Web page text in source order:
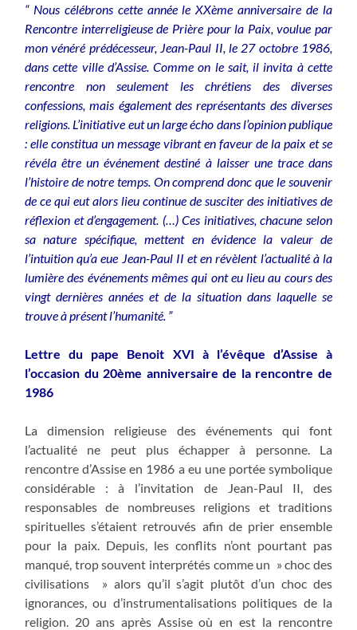
“ Nous célébrons cette année le XXème anniversaire de la
Rencontre interreligieuse de Prière pour la Paix, voulue par
mon vénéré prédécesseur, Jean-Paul II, le 27 octobre 1986,
dans cette ville d’Assise. Comme on le sait, il invita à cette
rencontre non seulement les chrétiens des diverses
confessions, mais également des représentants des diverses
religions. L’initiative eut un large écho dans l’opinion publique
: elle constitua un message vibrant en faveur de la paix et se
révéla être un événement destiné à laisser une trace dans
l’histoire de notre temps. On comprend donc que le souvenir
de ce qui eut alors lieu continue de susciter des initiatives de
réflexion et d’engagement. (…) Ces initiatives, chacune selon
sa nature spécifique, mettent en évidence la valeur de
l’intuition qu’a eue Jean-Paul II et en révèlent l’actualité à la
lumière des événements mêmes qui ont eu lieu au cours des
vingt dernières années et de la situation dans laquelle se
trouve à présent l’humanité. ”
Lettre du pape Benoit XVI à l’évêque d’Assise à
l’occasion du 20ème anniversaire de la rencontre de
1986
La dimension religieuse des événements qui font
l’actualité ne peut plus échapper à personne. La
rencontre d’Assise en 1986 a eu une portée symbolique
considérable : à l’invitation de Jean-Paul II, des
responsables de nombreuses religions et traditions
spirituelles s’étaient retrouvés afin de prier ensemble
pour la paix. Depuis, les conflits n’ont pourtant pas
manqué, trop souvent interprétés comme un » choc des
civilisations » alors qu’il s’agit plutôt d’un choc des
ignorances, ou d’instrumentalisations politiques de la
religion. 20 ans après Assise où en est la rencontre